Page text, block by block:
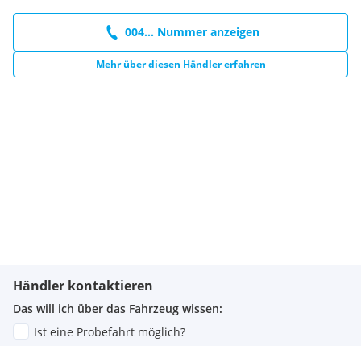
004... Nummer anzeigen
Mehr über diesen Händler erfahren
Händler kontaktieren
Das will ich über das Fahrzeug wissen:
Ist eine Probefahrt möglich?